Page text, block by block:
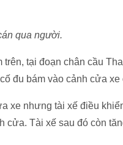
qua người.
tại đoạn chân cầu
đu bám vào cảnh cửa xe
xe nhưng tài xế điều
cửa. Tài xế sau đó còn